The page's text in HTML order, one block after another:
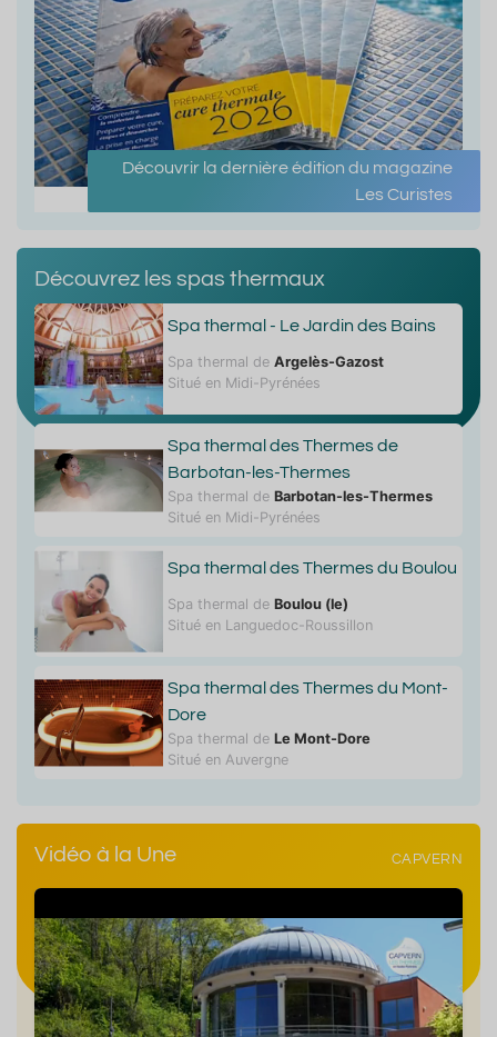
Découvrir la dernière édition du magazine
Les Curistes
Découvrez les spas thermaux
Spa thermal - Le Jardin des Bains
Spa thermal de Argelès-Gazost
Situé en Midi-Pyrénées
Spa thermal des Thermes de
Barbotan-les-Thermes
Spa thermal de Barbotan-les-Thermes
Situé en Midi-Pyrénées
Spa thermal des Thermes du Boulou
Spa thermal de Boulou (le)
Situé en Languedoc-Roussillon
Spa thermal des Thermes du Mont-
Dore
Spa thermal de Le Mont-Dore
Situé en Auvergne
Vidéo à la Une CAPVERN